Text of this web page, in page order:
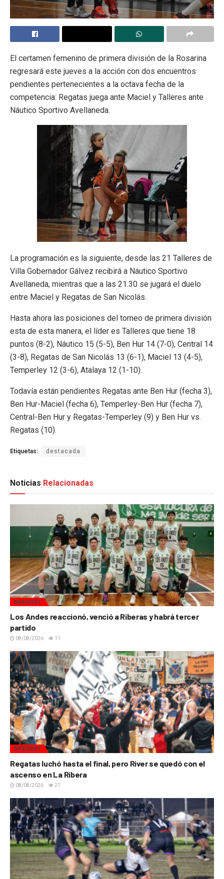
El certamen femenino de primera división de la Rosarina
regresará este jueves a la acción con dos encuentros
pendientes pertenecientes a la octava fecha de la
competencia: Regatas juega ante Maciel y Talleres ante
Náutico Sportivo Avellaneda.
La programación es la siguiente, desde las 21 Talleres de
Villa Gobernador Gálvez recibirá a Náutico Sportivo
Avellaneda, mientras que a las 21.30 se jugará el duelo
entre Maciel y Regatas de San Nicolás.
Hasta ahora las posiciones del torneo de primera división
esta de esta manera, el líder es Talleres que tiene 18
puntos (8-2), Náutico 15 (5-5), Ben Hur 14 (7-0), Central 14
(3-8), Regatas de San Nicolás 13 (6-1), Maciel 13 (4-5),
Temperley 12 (3-6), Atalaya 12 (1-10).
Todavía están pendientes Regatas ante Ben Hur (fecha 3),
Ben Hur-Maciel (fecha 6), Temperley-Ben Hur (fecha 7),
Central-Ben Hur y Regatas-Temperley (9) y Ben Hur vs.
Regatas (10).
Etiquetas: destacada
Noticias Relacionadas
BÁSQUET
Los Andes reaccionó, venció a Riberas y habrá tercer
partido
08/08/2026 11
BÁSQUET
Regatas luchó hasta el final, pero River se quedó con el
ascenso en La Ribera
08/08/2026 27